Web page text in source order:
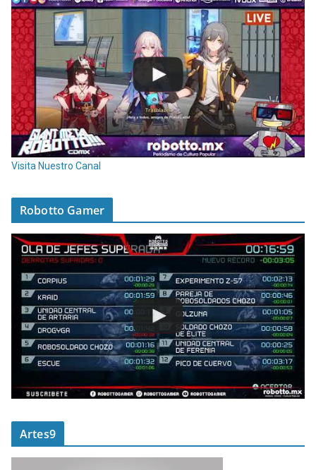
Visita Nuestro Canal
Robotto Gamer
Artes9